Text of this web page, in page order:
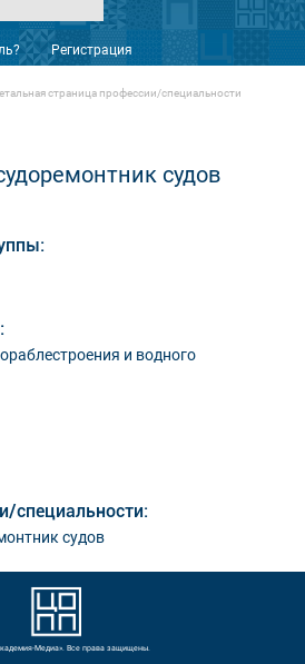
Регистрация
страница профессии/специальности
судов
и водного
специальности:
судов
Медиа». Все права защищены.